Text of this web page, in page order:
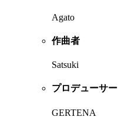
Agato
作曲者
Satsuki
プロデューサー
GERTENA